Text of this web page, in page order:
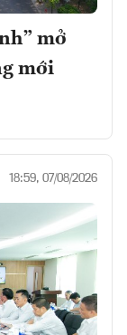
mở
mới
18:59, 07/08/2026